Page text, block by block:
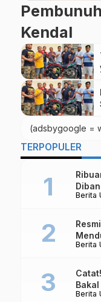
Kendal
(adsbygoogle =
TERPOPULER
Berita
Berita
Atap
Berita